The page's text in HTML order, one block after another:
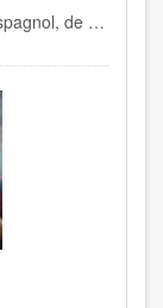
Le dialecte tunisien mélange de Turc, d’Espagnol, de Français , de Berbère, d’Italien…